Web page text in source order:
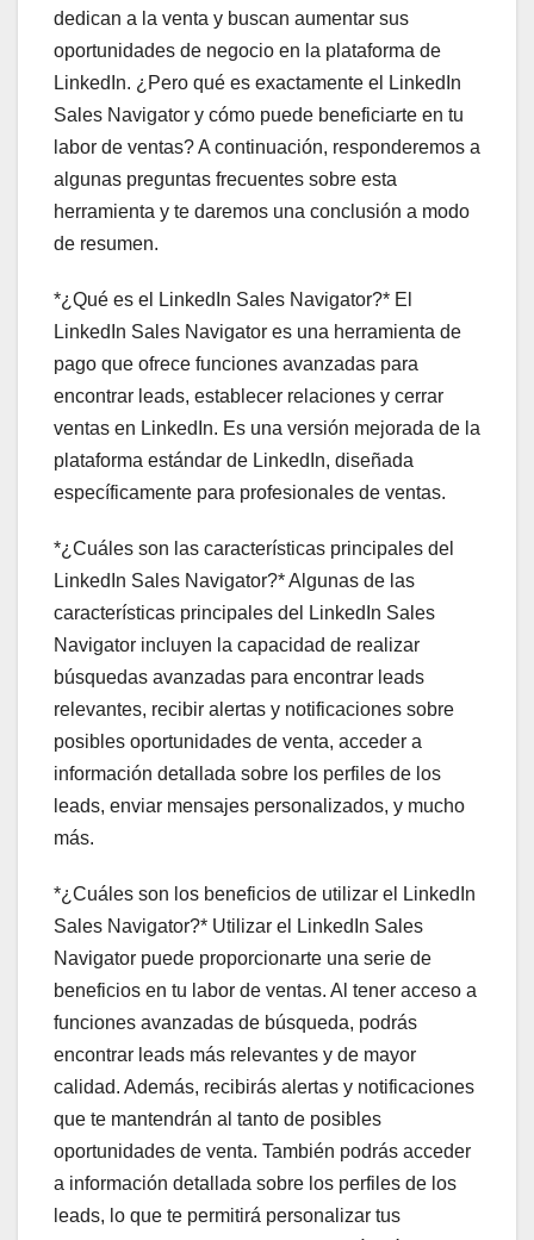
dedican a la venta y buscan aumentar sus
oportunidades de negocio en la plataforma de
LinkedIn. ¿Pero qué es exactamente el LinkedIn
Sales Navigator y cómo puede beneficiarte en tu
labor de ventas? A continuación, responderemos a
algunas preguntas frecuentes sobre esta
herramienta y te daremos una conclusión a modo
de resumen.
*¿Qué es el LinkedIn Sales Navigator?* El
LinkedIn Sales Navigator es una herramienta de
pago que ofrece funciones avanzadas para
encontrar leads, establecer relaciones y cerrar
ventas en LinkedIn. Es una versión mejorada de la
plataforma estándar de LinkedIn, diseñada
específicamente para profesionales de ventas.
*¿Cuáles son las características principales del
LinkedIn Sales Navigator?* Algunas de las
características principales del LinkedIn Sales
Navigator incluyen la capacidad de realizar
búsquedas avanzadas para encontrar leads
relevantes, recibir alertas y notificaciones sobre
posibles oportunidades de venta, acceder a
información detallada sobre los perfiles de los
leads, enviar mensajes personalizados, y mucho
más.
*¿Cuáles son los beneficios de utilizar el LinkedIn
Sales Navigator?* Utilizar el LinkedIn Sales
Navigator puede proporcionarte una serie de
beneficios en tu labor de ventas. Al tener acceso a
funciones avanzadas de búsqueda, podrás
encontrar leads más relevantes y de mayor
calidad. Además, recibirás alertas y notificaciones
que te mantendrán al tanto de posibles
oportunidades de venta. También podrás acceder
a información detallada sobre los perfiles de los
leads, lo que te permitirá personalizar tus